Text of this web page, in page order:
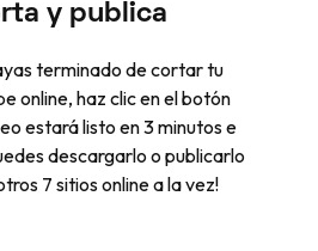
y publica
terminado de cortar tu
online, haz clic en el botón
estará listo en 3 minutos e
descargarlo o publicarlo
7 sitios online a la vez!